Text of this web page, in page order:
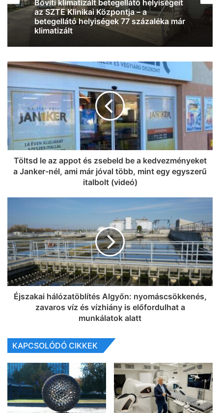
Normális közlekedési lehetőségeket és
infrastruktúra-fejlesztést követelnek a
Klebelsberg-telepiek
Töltsd le az appot és zsebeld be a kedvezményeket
a Janker-nél, ami már jóval több, mint egy egyszerű
italbolt (videó)
Éjszakai hálózatöblítés Algyőn: nyomáscsökkenés,
zavaros víz és vízhiány is előfordulhat a
munkálatok alatt
KAPCSOLÓDÓ CIKKEK